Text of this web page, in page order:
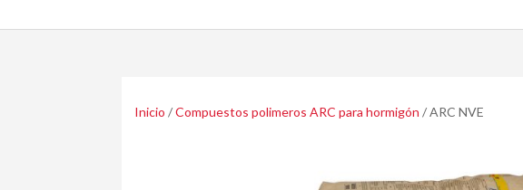
Inicio /Compuestos polimeros ARC para hormigón / ARC NVE